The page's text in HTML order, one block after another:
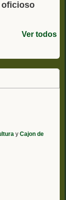
oficioso
Ver todos
y Cajon de